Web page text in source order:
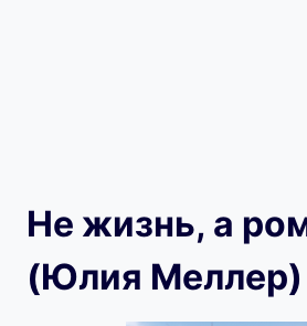
Не жизнь, а
(Юлия Меллер)